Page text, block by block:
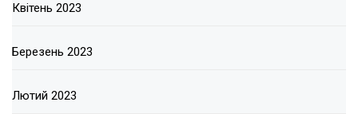
Квітень 2023
Березень 2023
Лютий 2023